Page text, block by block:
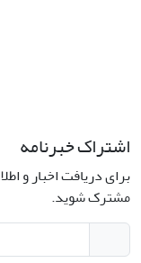
اشتراک خبرنامه
برای دریافت اخبار و
مشترک شوید.